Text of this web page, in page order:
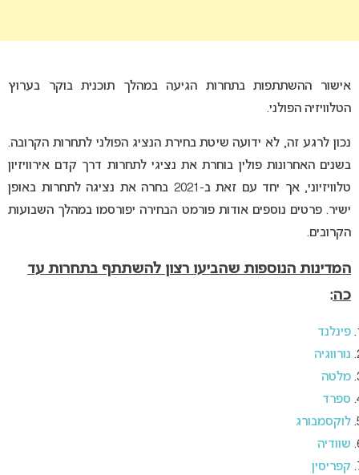
אישור ההשתתפות בתחרות הגיעה במהלך תוכנית בוקר בערוץ
הטלוויזיה הפולני.
נכון לרגע זה, לא ידועה שיטת בחירת הנציג הפולני לתחרות הקרובה.
בשנים האחרונות פולין בוחרת את נציגי לתחרות דרך קדם אירוויזיון
טלוויזיוני, אך יחד עם זאת ב-2021 בחרה את נציגה לתחרות באופן
ישיר. פרטים נוספים אודות פורמט הבחירה יפורסמו במהלך השבועות
הקרובים.
המדינות הנוספות שהביעו רצון להשתתף בתחרות עד
כה:
פינלנד
נורווגיה
מלטה
ספרד
לוקסמבורג
שוודיה
קפריסין